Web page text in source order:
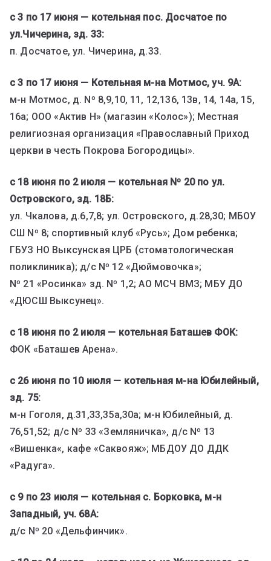
с 3 по 17 июня — котельная пос. Досчатое по
ул.Чичерина, зд. 33:
п. Досчатое, ул. Чичерина, д.33.
с 3 по 17 июня — Котельная м-на Мотмос, уч. 9А:
м-н Мотмос, д. Nº 8,9,10, 11, 12,136, 13в, 14, 14а, 15,
16а; ООО «Актив Н» (магазин «Колос»); Местная
религиозная организация «Православный Приход
церкви в честь Покрова Богородицы».
с 18 июня по 2 июля — котельная Nº 20 по ул.
Островского, зд. 18Б:
ул. Чкалова, д.6,7,8; ул. Островского, д.28,30; МБОУ
СШ Nº 8; спортивный клуб «Русь»; Дом ребенка;
ГБУЗ НО Выксунская ЦРБ (стоматологическая
поликлиника); д/с Nº 12 «Дюймовочка»;
Nº 21 «Росинка» зд. Nº 1,2; АО МСЧ ВМЗ; МБУ ДО
«ДЮСШ Выксунец».
с 18 июня по 2 июля — котельная Баташев ФОК:
ФОК «Баташев Арена».
с 26 июня по 10 июля — котельная м-на Юбилейный,
зд. 75:
м-н Гоголя, д.31,33,35а,30а; м-н Юбилейный, д.
76,51,52; д/с Nº 33 «Земляничка», д/с Nº 13
«Вишенка«, кафе «Саквояж»; МБДОУ ДО ДДК
«Радуга».
с 9 по 23 июля — котельная с. Борковка, м-н
Западный, уч. 68А:
д/с Nº 20 «Дельфинчик».